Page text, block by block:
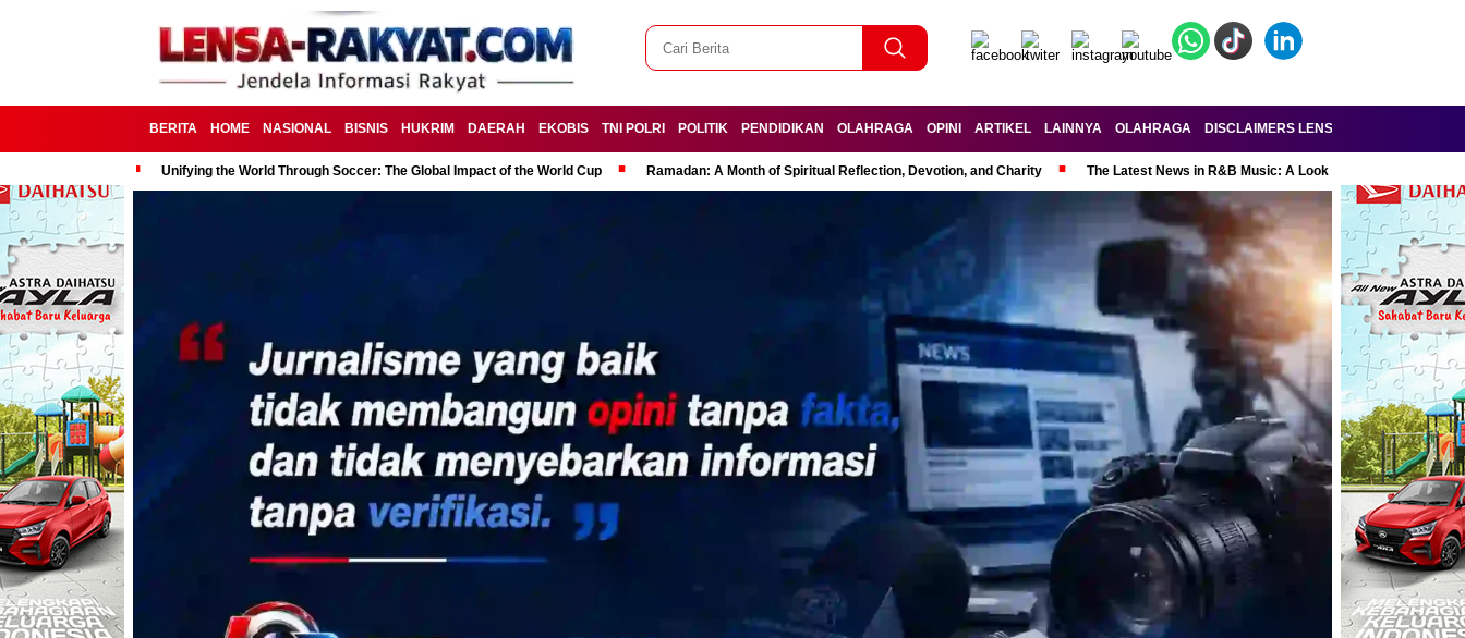
BERITA HOME NASIONAL BISNIS HUKRIM DAERAH EKOBIS TNI POLRI POLITIK PENDIDIKAN OLAHRAGA OPINI ARTIKEL LAINNYA OLAHRAGA DISCLAIMERS LENSA-RAKYAT.COM
Unifying the World Through Soccer: The Global Impact of the World Cup Ramadan: A Month of Spiritual Reflection, Devotion, and Charity The Latest News in R&B Music: A Look at Super Bowl